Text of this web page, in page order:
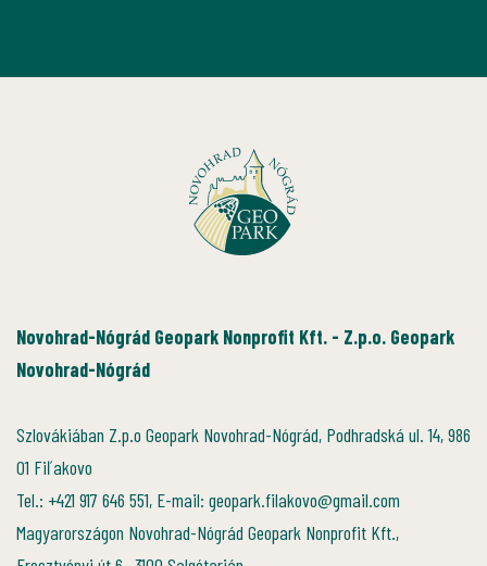
Novohrad-Nógrád Geopark Nonprofit Kft. - Z.p.o. Geopark
Novohrad-Nógrád
Szlovákiában Z.p.o Geopark Novohrad-Nógrád, Podhradská ul. 14, 986
01 Fiľakovo
Tel.: +421 917 646 551, E-mail: geopark.filakovo@gmail.com
Magyarországon Novohrad-Nógrád Geopark Nonprofit Kft.,